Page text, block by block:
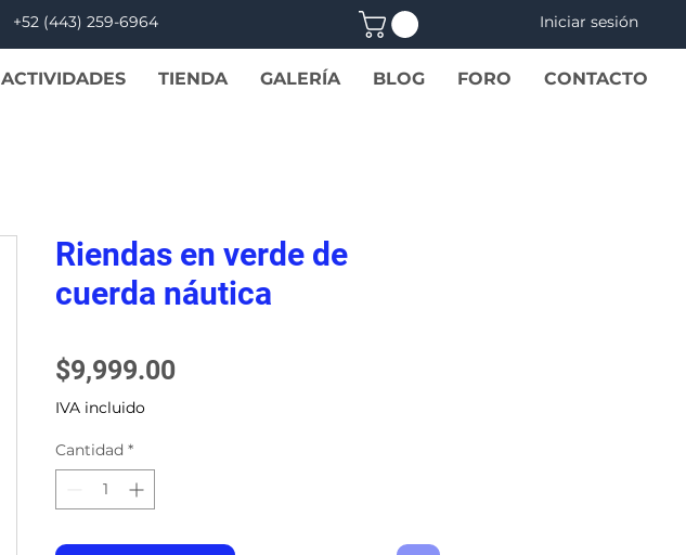
ACTIVIDADES TIENDA GALERÍA BLOG FORO CONTACTO
Iniciar sesión
+52 (443) 259-6964
Riendas en verde de
cuerda náutica
$9,999.00Precio
IVA incluido
Cantidad *